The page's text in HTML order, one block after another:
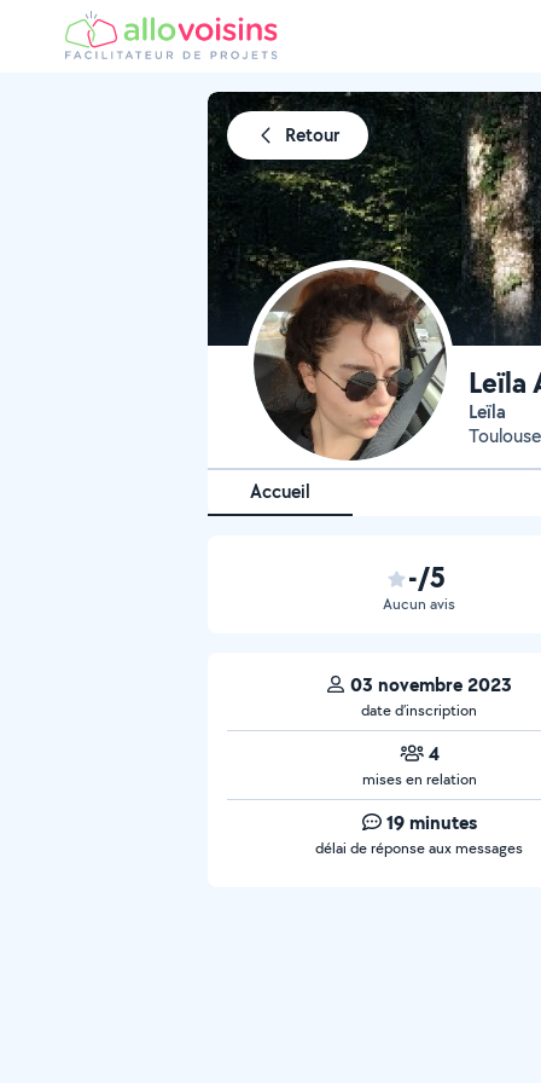
Retour
Leïla
Leïla
Accueil
-/5
Aucun avis
03 novembre 2023
date d’inscription
4
mises en relation
19 minutes
délai de réponse aux messages